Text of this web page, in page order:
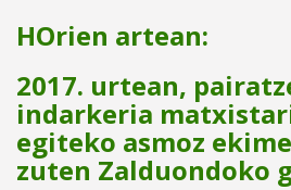
HOrien artean:
2017. urtean,
indarkeria
egiteko asmoz
zuten Zalduondoko